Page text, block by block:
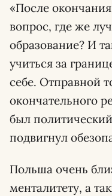
«После
вопрос, где же
образование? И
учиться за
себе. Отправной
окончательного
был
подвигнул
Польша очень
менталитету, а